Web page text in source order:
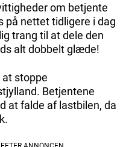
om betjente
på nettet tidligere i dag
trang til at dele den
alt dobbelt glæde!
at stoppe
Betjentene
at falde af lastbilen, da